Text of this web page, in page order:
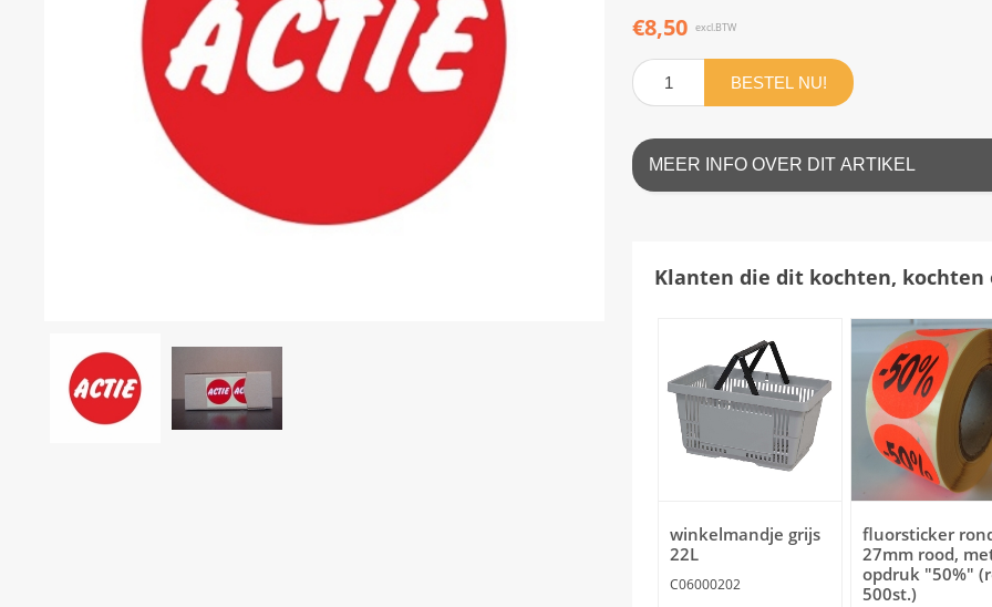
€8,50 excl.BTW
BESTEL NU!
MEER INFO OVER DIT ARTIKEL
Klanten die dit kochten, kochten
winkelmandje grijs
22L
C06000202
fluorsticker
27mm rood,
opdruk "50%"
500st.)